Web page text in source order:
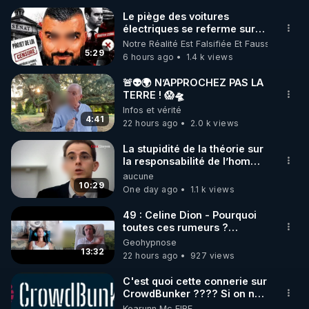
🌱 INSTAGRAM
https://www.instagram.com/rdlr_thierrycasasnovas/
http://rgnr.li/instagram
🌱 LA NEWSLETTER
Pour ne pas rater l’actualité RGNR (stages,
http://rgnr.li/news
🌱 VIDÉOS NON CENSURÉES SUR ODYSEE
Toutes les vidéos Youtube sont aussi sur la
http://rgnr.li/odysee
🌱 LES STAGES EN PRÉSENTIEL
5:29
Le piège des voitures
électriques se referme sur
les usagers !
Notre Réalité Est Falsifiée Et Fausse
6 hours ago
1.4 k views
4:41
🚨👽🌍 N’APPROCHEZ PAS LA
TERRE ! 😱🛸
Infos et vérité
22 hours ago
2.0 k views
10:29
La stupidité de la théorie sur
la responsabilité de l’homme
concernant le dioxyde de
carbone.
aucune
One day ago
1.1 k views
13:32
49 : Celine Dion - Pourquoi
toutes ces rumeurs ?
Enquête sous hypnose
Geohypnose
22 hours ago
927 views
C'est quoi cette connerie sur
CrowdBunker ???? Si on ne
peut plus publier, c'est un